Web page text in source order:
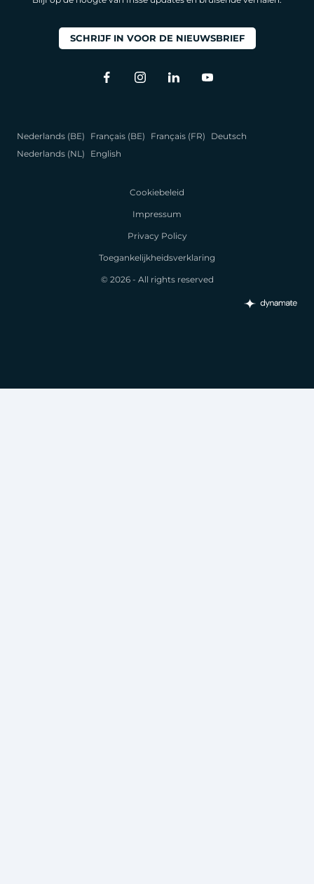
SCHRIJF IN VOOR DE NIEUWSBRIEF
Nederlands (BE) Français (BE) Français (FR)
Deutsch
Nederlands (NL)
English
Cookiebeleid
Impressum
Privacy Policy
Toegankelijkheidsverklaring
© 2026 - All rights reserved